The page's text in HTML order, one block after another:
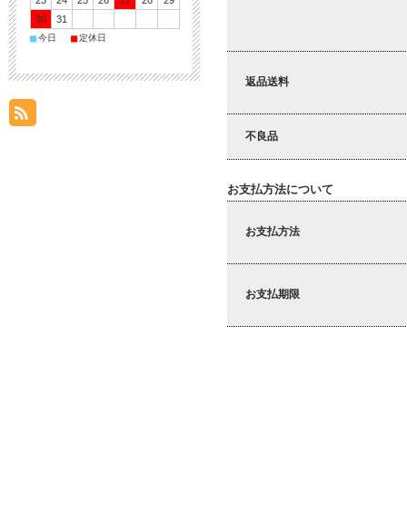
返品送料
不良品
お支払方法について
お支払方法
お支払期限
30
31
■今日 ■定休日